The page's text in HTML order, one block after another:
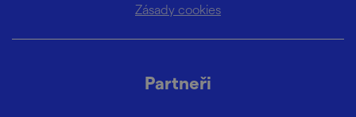
Zásady cookies
Partneři